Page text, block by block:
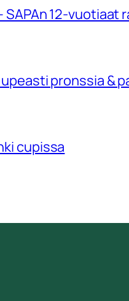
SAPAn 12-
pronssia &
cupissa